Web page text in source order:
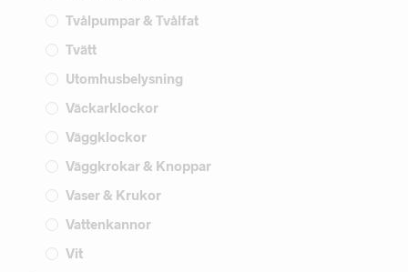
Tvålpumpar & Tvålfat
Tvätt
Utomhusbelysning
Väckarklockor
Väggklockor
Väggkrokar & Knoppar
Vaser & Krukor
Vattenkannor
Vit